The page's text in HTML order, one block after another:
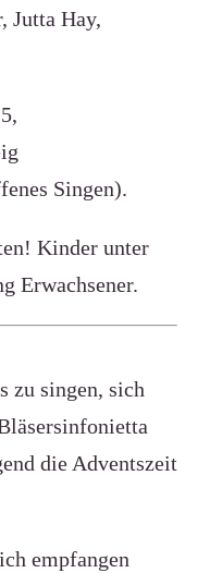
Jutta Hay,
Singen).
Kinder unter
Erwachsener.
zu singen, sich
die Adventszeit
empfangen